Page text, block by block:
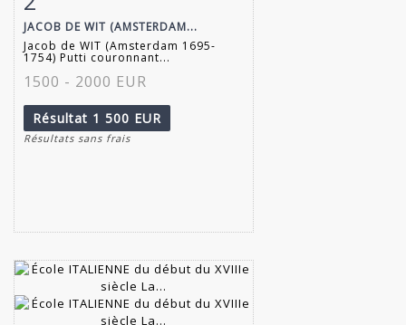
JACOB DE WIT (AMSTERDAM...
Jacob de WIT (Amsterdam 1695-
1754) Putti couronnant...
1500 - 2000 EUR
Résultat 1 500 EUR
Résultats sans frais